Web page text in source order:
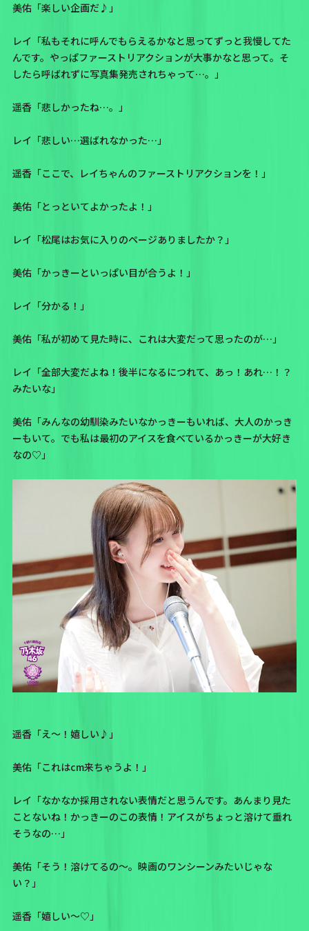
美佑「楽しい企画だ♪」
レイ「私もそれに呼んでもらえるかなと思ってずっと我慢してた
んです。やっぱファーストリアクションが大事かなと思って。そ
したら呼ばれずに写真集発売されちゃって…。」
遥香「悲しかったね…。」
レイ「悲しい…選ばれなかった…」
遥香「ここで、レイちゃんのファーストリアクションを！」
美佑「とっといてよかったよ！」
レイ「松尾はお気に入りのページありましたか？」
美佑「かっきーといっぱい目が合うよ！」
レイ「分かる！」
美佑「私が初めて見た時に、これは大変だって思ったのが…」
レイ「全部大変だよね！後半になるにつれて、あっ！あれ…！？
みたいな」
美佑「みんなの幼馴染みたいなかっきーもいれば、大人のかっき
ーもいて。でも私は最初のアイスを食べているかっきーが大好き
なの♡」
遥香「え〜！嬉しい♪」
美佑「これはcm来ちゃうよ！」
レイ「なかなか採用されない表情だと思うんです。あんまり見た
ことないね！かっきーのこの表情！アイスがちょっと溶けて垂れ
そうなの…」
美佑「そう！溶けてるの〜。映画のワンシーンみたいじゃな
い？」
遥香「嬉しい〜♡」